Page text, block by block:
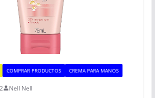
COMPRAR PRODUCTOS CREMA PARA MANOS
Nell Nell